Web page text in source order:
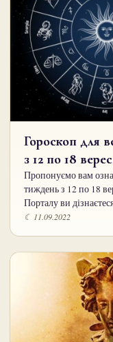
Гороскоп для
з 12 по 18
Пропонуємо вам
тиждень з 12 по 18
Порталу ви
☾ 11.09.2022